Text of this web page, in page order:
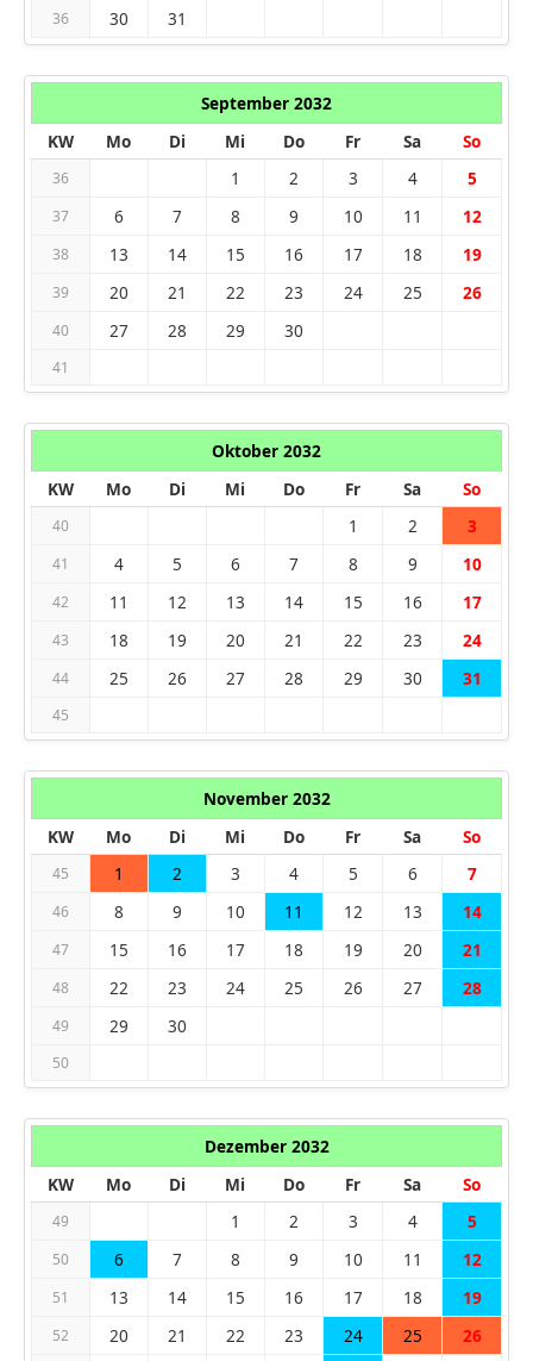
36 30 31
September 2032
KW
Mo Di Mi Do Fr Sa So
36 1 2 3 4 5
37 6 7 8 9 10 11 12
38 13 14 15 16 17 18 19
39 20 21 22 23 24 25 26
40 27 28 29 30
41
Oktober 2032
KW
Mo Di Mi Do Fr Sa So
40 1 2 3
41 4 5 6 7 8 9 10
42 11 12 13 14 15 16 17
43 18 19 20 21 22 23 24
44 25 26 27 28 29 30 31
45
November 2032
KW
Mo Di Mi Do Fr Sa So
45 1 2 3 4 5 6 7
46 8 9 10 11 12 13 14
47 15 16 17 18 19 20 21
48 22 23 24 25 26 27 28
49 29 30
50
Dezember 2032
KW
Mo Di Mi Do Fr Sa So
49 1 2 3 4 5
50 6 7 8 9 10 11 12
51 13 14 15 16 17 18 19
52 20 21 22 23 24 25 26